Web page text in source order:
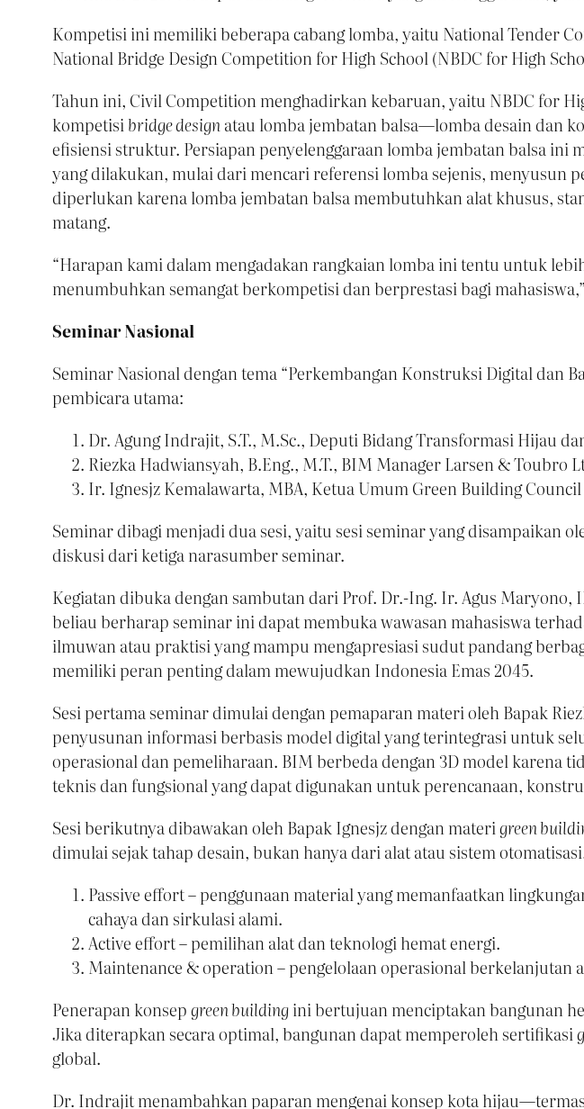
Kompetisi ini memiliki beberapa cabang lomba, yaitu National Tender
National Bridge Design Competition for High School (NBDC for High
Tahun ini, Civil Competition menghadirkan kebaruan, yaitu NBDC for
kompetisibridge designatau lomba jembatan balsa—lomba desain dan
efisiensi struktur. Persiapan penyelenggaraan lomba jembatan balsa
yang dilakukan, mulai dari mencari referensi lomba sejenis, menyusun
diperlukan karena lomba jembatan balsa membutuhkan alat khusus,
matang.
“Harapan kami dalam mengadakan rangkaian lomba ini tentu untuk
menumbuhkan semangat berkompetisi dan berprestasi bagi
Seminar Nasional
Seminar Nasional dengan tema “Perkembangan Konstruksi Digital dan
pembicara utama:
Dr. Agung Indrajit, S.T., M.Sc., Deputi Bidang Transformasi Hijau
Riezka Hadwiansyah, B.Eng., M.T., BIM Manager Larsen & Toubro
Ir. Ignesjz Kemalawarta, MBA, Ketua Umum Green Building
Seminar dibagi menjadi dua sesi, yaitu sesi seminar yang disampaikan
diskusi dari ketiga narasumber seminar.
Kegiatan dibuka dengan sambutan dari Prof. Dr.-Ing. Ir. Agus Maryono,
beliau berharap seminar ini dapat membuka wawasan mahasiswa
ilmuwan atau praktisi yang mampu mengapresiasi sudut pandang
memiliki peran penting dalam mewujudkan Indonesia Emas 2045.
Sesi pertama seminar dimulai dengan pemaparan materi oleh Bapak
penyusunan informasi berbasis model digital yang terintegrasi untuk
operasional dan pemeliharaan. BIM berbeda dengan 3D model karena
teknis dan fungsional yang dapat digunakan untuk perencanaan,
Sesi berikutnya dibawakan oleh Bapak Ignesjz dengan materigreen
dimulai sejak tahap desain, bukan hanya dari alat atau sistem
Passive effort – penggunaan material yang memanfaatkan
cahaya dan sirkulasi alami.
Active effort – pemilihan alat dan teknologi hemat energi.
Maintenance & operation – pengelolaan operasional berkelanjutan
Penerapan konsepgreen buildingini bertujuan menciptakan bangunan
Jika diterapkan secara optimal, bangunan dapat memperoleh sertifikasi
global.
Dr. Indrajit menambahkan paparan mengenai konsep kota